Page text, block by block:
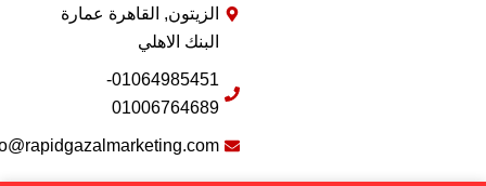
k
a
الزيتون, القاهرة عمارة
البنك الاهلي
01064985451-
01006764689
info@rapidgazalmarketing.com